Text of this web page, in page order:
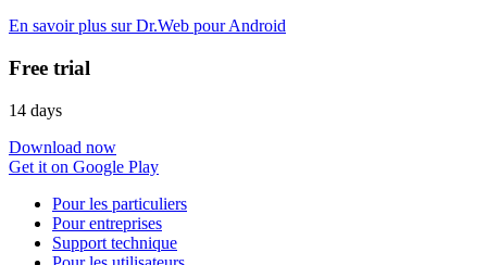
En savoir plus sur Dr.Web pour Android
Free trial
14 days
Download now
Get it on Google Play
Pour les particuliers
Pour entreprises
Support technique